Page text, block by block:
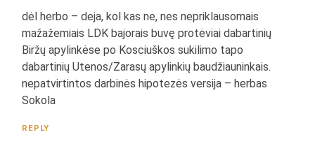
dėl herbo – deja, kol kas ne, nes nepriklausomais
mažažemiais LDK bajorais buvę protėviai dabartinių
Biržų apylinkėse po Kosciuškos sukilimo tapo
dabartinių Utenos/Zarasų apylinkių baudžiauninkais.
nepatvirtintos darbinės hipotezės versija – herbas
Sokola
REPLY